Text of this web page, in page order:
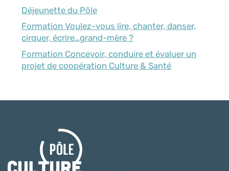
Déjeunette du Pôle
Formation Voulez-vous lire, chanter, danser,
cirquer, écrire…grand-mère ?
Formation Concevoir, conduire et évaluer un
projet de coopération Culture & Santé